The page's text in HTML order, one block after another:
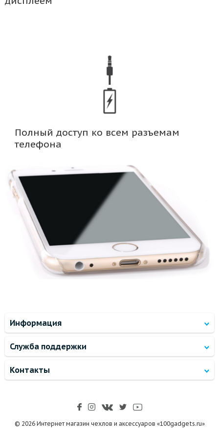
Полный доступ ко всем разъемам
телефона
Информация
Служба поддержки
Контакты
© 2026 Интернет магазин чехлов и аксессуаров «100gadgets.ru»